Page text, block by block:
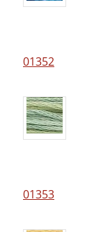
01352
01353